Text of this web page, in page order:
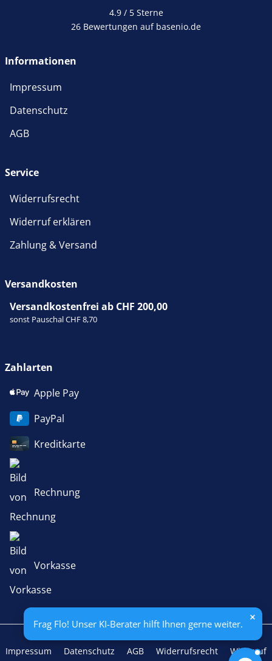
Frag Flo! Unser KI-Berater hilft Ihnen gerne weiter.
4.9 / 5Sterne
26 Bewertungen auf basenio.de
Informationen
Impressum
Datenschutz
AGB
Service
Widerrufsrecht
Widerruf erklären
Zahlung & Versand
Versandkosten
Versandkostenfrei ab CHF 200,00
sonst Pauschal CHF 8,70
Zahlarten
Apple Pay
PayPal
Kreditkarte
Rechnung
Vorkasse
Impressum Datenschutz AGB Widerrufsrecht
Widerruf